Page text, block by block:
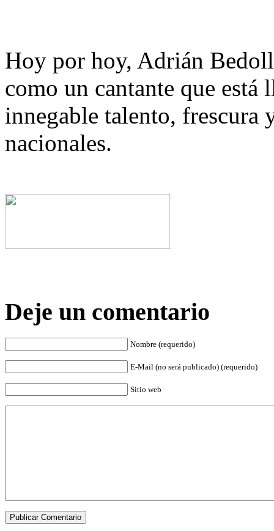
​Hoy por hoy, Adrián
como un cantante que está
innegable talento, frescura
nacionales.
Deje un comentario
Nombre (requerido)
E-Mail (no será publicado) (requerido)
Sitio web